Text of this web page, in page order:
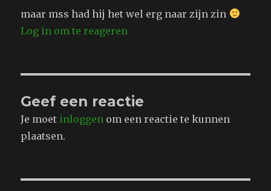
maar mss had hij het wel erg naar zijn zin
Log in om te reageren
Geef een reactie
Je moet inloggen om een reactie te kunnen
plaatsen.